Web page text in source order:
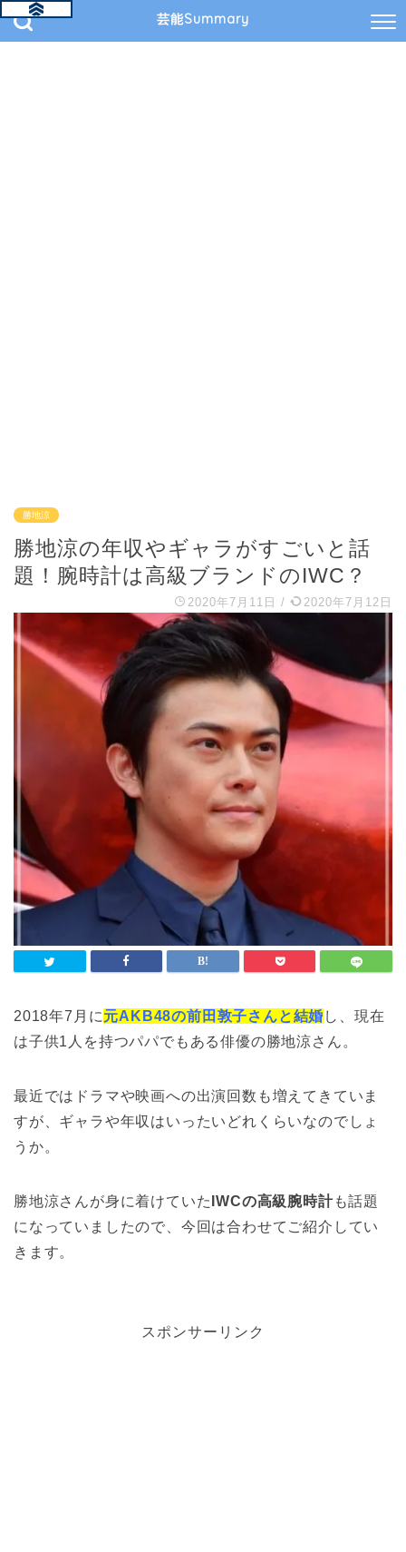
芸能Summary
勝地涼
勝地涼の年収やギャラがすごいと話
題！腕時計は高級ブランドのIWC？
2020年7月11日 / 2020年7月12日
2018年7月に元AKB48の前田敦子さんと結婚 し、現在
は子供1人を持つパパでもある俳優の勝地涼さん。
最近ではドラマや映画への出演回数も増えてきていま
すが、ギャラや年収はいったいどれくらいなのでしょ
うか。
勝地涼さんが身に着けていた IWCの高級腕時計も話題
になっていましたので、今回は合わせてご紹介してい
きます。
スポンサーリンク